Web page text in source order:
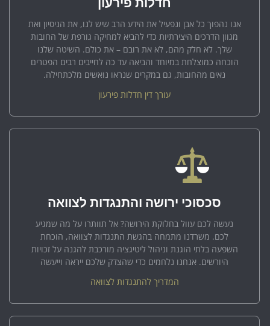
חדלות פירעון
אנו נהפוך כל אבן ונפעיל את הידע הרב שיש לנו, את הניסיון ואת
מגוון הדרכים היצירתיות כדי להביא למחיקה גורפת של החובות
שלך. לא חלק מהם, לא את רובם – את כולם. השיטה שלנו
הוכחה כמוצלחת במיוחד והביאה עד כה לחייבים רבים הפטרים
נאים מהחובות, גם במקרים שנראו נואשים מלכתחילה.
עורך דין חדלות פירעון
סכסוכי ירושה והתנגדות לצוואה
נעשה לכם עוול בחלוקת הירושה? אל תוותרו על מה שמגיע
לכם. משרדנו מתמחה בהגשת התנגדות לצוואה, הוכחת
השפעה בלתי הוגנת וניהול ליטיגציה מורכבת להגנה על זכויות
היורשים. אנחנו נלחמים כדי שהצדק שלכם ייראה וייעשה
המדריך להתנגדות לצוואה